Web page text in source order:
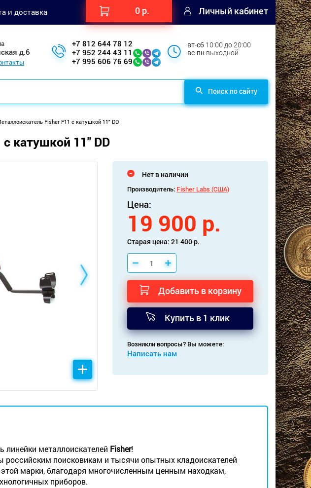
и доставка 0 р. Личный кабинет
д.6
+7 812 644 78 12
+7 952 244 43 11
+7 995 606 76 69
вт-сб 10:00 до 20:00
вс-пн выходной
Поиск по сайту
Fisher F11 с катушкой 11" DD
катушкой 11" DD
Нет в наличии
Производитель: Fisher Labs (США)
Цена:
19 900 р.
Старая цена:21 400 р.
Добавить в корзину
Купить в 1 клик
Возникли вопросы? Вы можете:
Написать нам
металлоискателей Fisher!
российским поисковикам и тысячи опытных кладоискателей
марки, благодаря многочисленным ценным находкам,
приборов.